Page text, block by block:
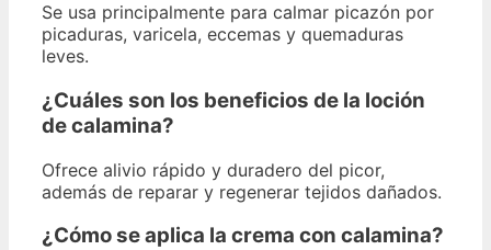
Se usa principalmente para calmar picazón por
picaduras, varicela, eccemas y quemaduras
leves.
¿Cuáles son los beneficios de la loción
de calamina?
Ofrece alivio rápido y duradero del picor,
además de reparar y regenerar tejidos dañados.
¿Cómo se aplica la crema con calamina?